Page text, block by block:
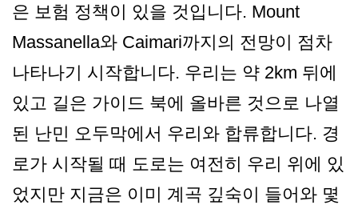
은 보험 정책이 있을 것입니다. Mount
Massanella와 Caimari까지의 전망이 점차
나타나기 시작합니다. 우리는 약 2km 뒤에
있고 길은 가이드 북에 올바른 것으로 나열
된 난민 오두막에서 우리와 합류합니다. 경
로가 시작될 때 도로는 여전히 우리 위에 있
었지만 지금은 이미 계곡 깊숙이 들어와 몇